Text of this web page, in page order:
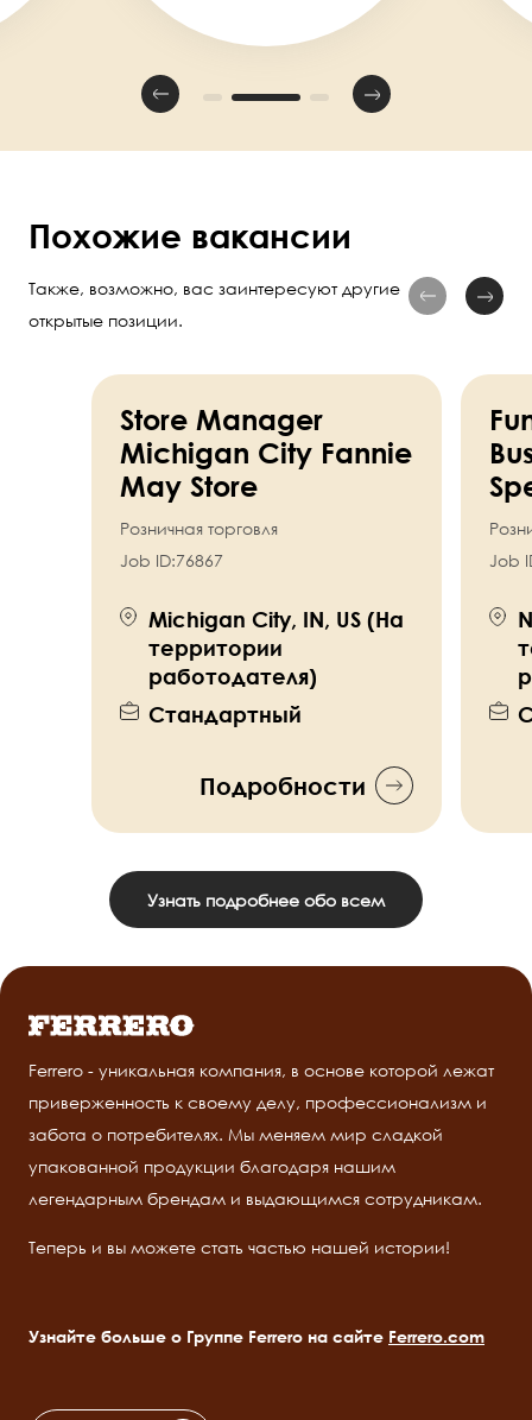
Похожие вакансии
Также, возможно, вас заинтересуют другие
открытые позиции.
Store Manager
Michigan City Fannie
May Store
Розничная торговля
Job ID:76867
Michigan City, IN, US (На
территории
работодателя)
Стандартный
Подробности
Job
Узнать подробнее обо всем
Ferrero - уникальная компания, в основе которой лежат
приверженность к своему делу, профессионализм и
забота о потребителях. Мы меняем мир сладкой
упакованной продукции благодаря нашим
легендарным брендам и выдающимся сотрудникам.
Теперь и вы можете стать частью нашей истории!
Узнайте больше о Группе Ferrero на сайте Ferrero.com